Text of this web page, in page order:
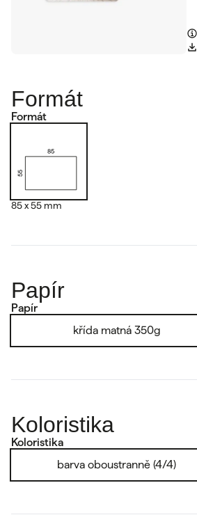
Formát
Formát
85 x 55 mm
Papír
Papír
křída matná 350g
Koloristika
Koloristika
barva oboustranně (4/4)